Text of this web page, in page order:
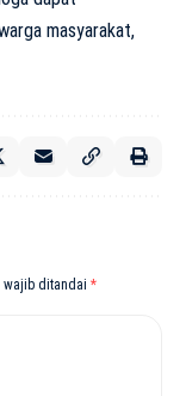
masyarakat,
wajib ditandai *